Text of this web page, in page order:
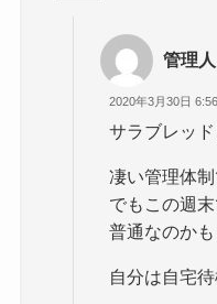
管理人
2020年3月30日
サラブレッ
凄い管理体制
でもこの週
普通なのかも
自分は自宅